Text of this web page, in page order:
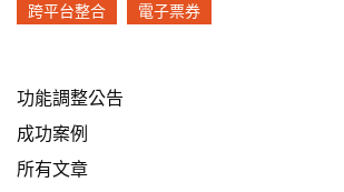
跨平台整合
電子票券
功能調整公告
成功案例
所有文章